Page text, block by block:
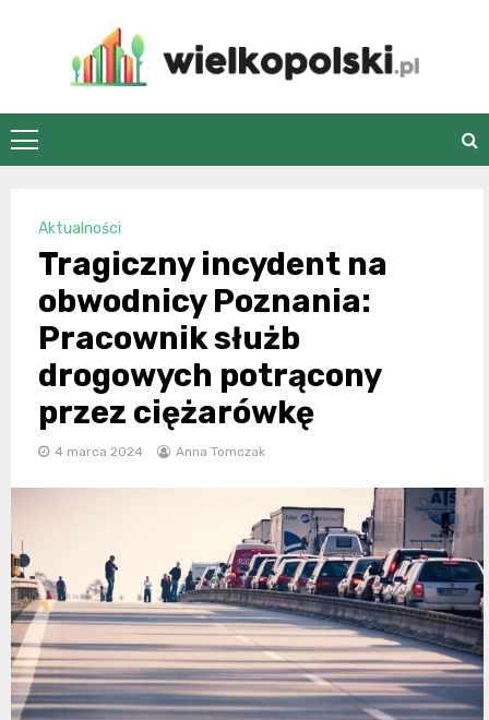
wielkopolski.pl
Aktualności
Tragiczny incydent na
obwodnicy Poznania:
Pracownik służb
drogowych potrącony
przez ciężarówkę
4 marca 2024 Anna Tomczak